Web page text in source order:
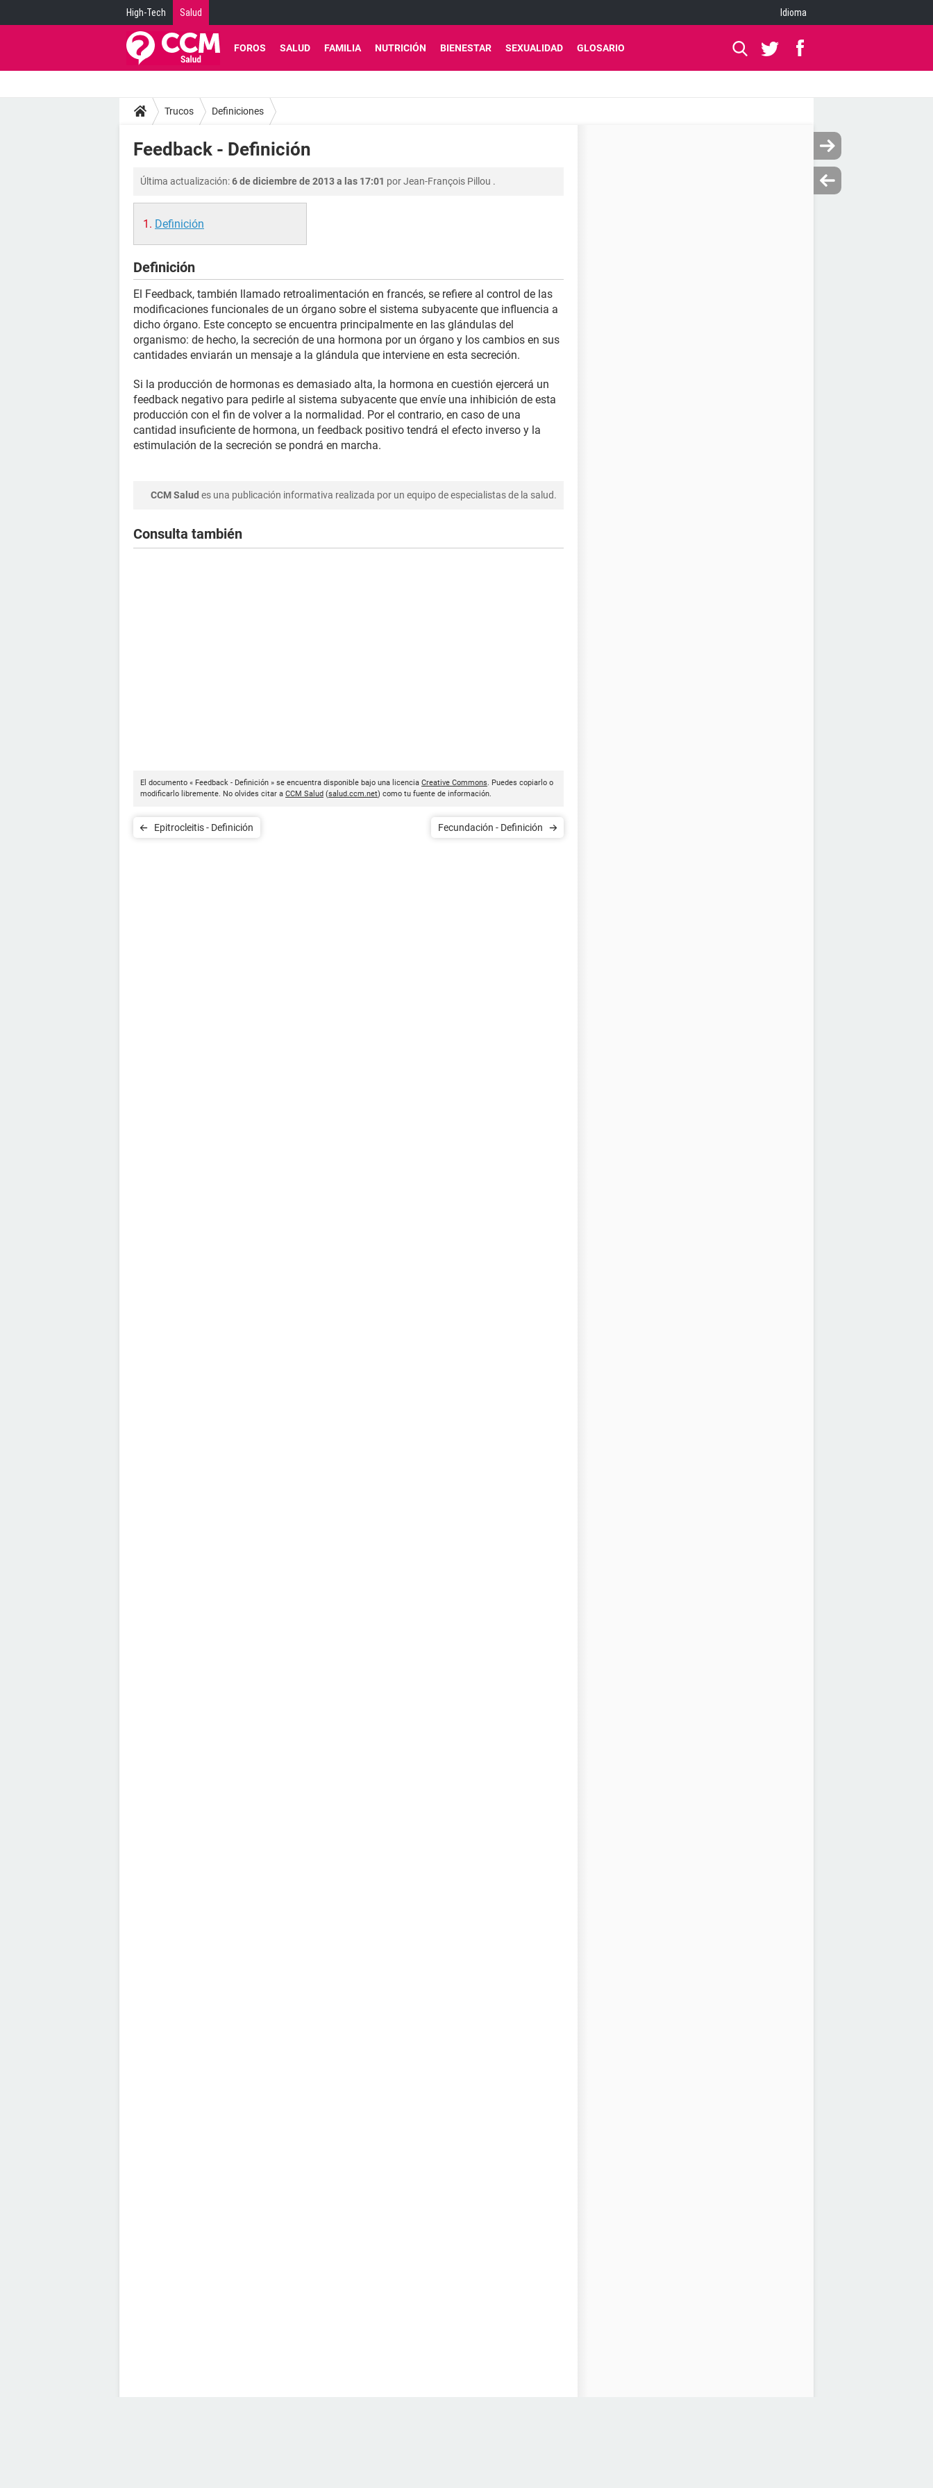
High-Tech Salud Idioma
FOROS SALUD FAMILIA NUTRICIÓN BIENESTAR SEXUALIDAD GLOSARIO
Trucos Definiciones
Feedback - Definición
Última actualización:6 de diciembre de 2013 a las 17:01 porJean-François Pillou .
Definición
Definición
El Feedback, también llamado retroalimentación en francés, se refiere al control de las
modificaciones funcionales de un órgano sobre el sistema subyacente que influencia a
dicho órgano. Este concepto se encuentra principalmente en las glándulas del
organismo: de hecho, la secreción de una hormona por un órgano y los cambios en sus
cantidades enviarán un mensaje a la glándula que interviene en esta secreción.
Si la producción de hormonas es demasiado alta, la hormona en cuestión ejercerá un
feedback negativo para pedirle al sistema subyacente que envíe una inhibición de esta
producción con el fin de volver a la normalidad. Por el contrario, en caso de una
cantidad insuficiente de hormona, un feedback positivo tendrá el efecto inverso y la
estimulación de la secreción se pondrá en marcha.
CCM Salud es una publicación informativa realizada por un equipo de especialistas de la salud.
Consulta también
El documento « Feedback - Definición » se encuentra disponible bajo una licencia Creative Commons. Puedes copiarlo o
modificarlo libremente. No olvides citar a CCM Salud (salud.ccm.net) como tu fuente de información.
Epitrocleitis - Definición Fecundación - Definición